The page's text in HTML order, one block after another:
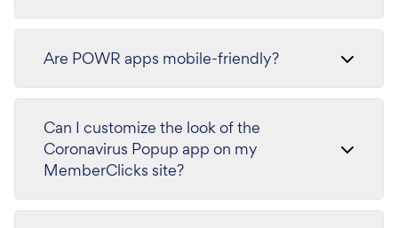
Are POWR apps mobile-friendly?
Can I customize the look of the
Coronavirus Popup app on my
MemberClicks site?